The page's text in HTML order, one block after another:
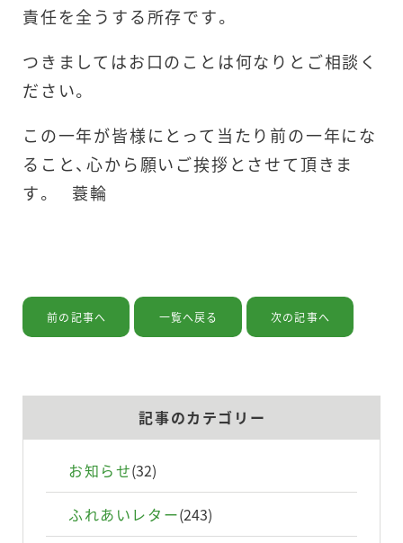
治療内容
設備の紹介
お問い合わせ
責任を全うする所存です。
つきましてはお口のことは何なりとご相談く
ださい。
この一年が皆様にとって当たり前の一年にな
ること、心から願いご挨拶とさせて頂きま
す。 蓑輪
前の記事へ 一覧へ戻る 次の記事へ
記事のカテゴリー
お知らせ(32)
ふれあいレター(243)